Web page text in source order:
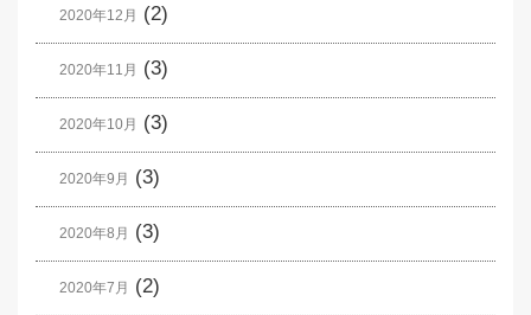
2020年12月 (2)
2020年11月 (3)
2020年10月 (3)
2020年9月 (3)
2020年8月 (3)
2020年7月 (2)